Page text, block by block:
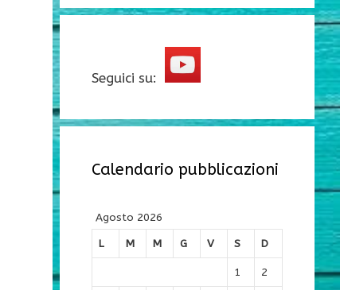
Seguici su:
Calendario pubblicazioni
Agosto 2026
L
M M G V S D
1 2